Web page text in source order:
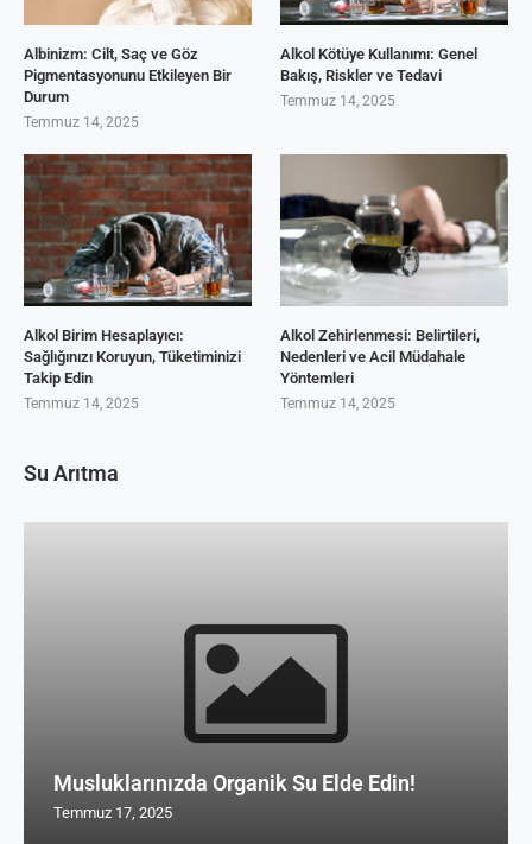
Albinizm: Cilt, Saç ve Göz
Pigmentasyonunu Etkileyen Bir
Durum
Temmuz 14, 2025
Alkol Kötüye Kullanımı: Genel
Bakış, Riskler ve Tedavi
Temmuz 14, 2025
Alkol Birim Hesaplayıcı:
Sağlığınızı Koruyun, Tüketiminizi
Takip Edin
Temmuz 14, 2025
Alkol Zehirlenmesi: Belirtileri,
Nedenleri ve Acil Müdahale
Yöntemleri
Temmuz 14, 2025
Su Arıtma
Musluklarınızda Organik Su Elde Edin!
Temmuz 17, 2025